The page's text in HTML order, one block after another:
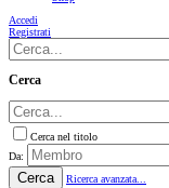
Accedi
Registrati
Cerca
Cerca nel titolo
Da:
Cerca Ricerca avanzata...